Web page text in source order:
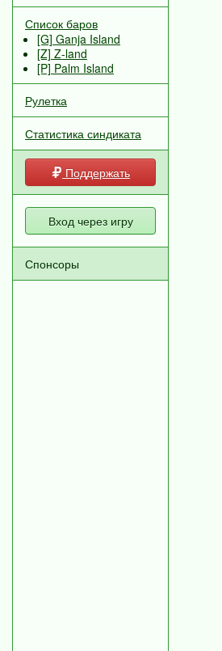
Список баров
[G] Ganja Island
[Z] Z-land
[P] Palm Island
Рулетка
Статистика синдиката
Поддержать
Вход через игру
Спонсоры